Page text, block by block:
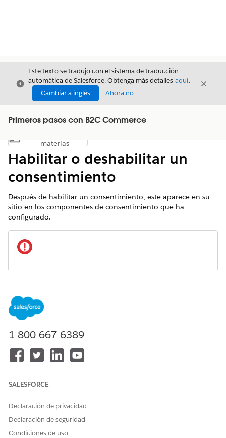
Cerrar
Este texto se tradujo con el sistema de traducción
automática de Salesforce. Obtenga más detalles aquí.
Cambiar a inglés
Ahora no
Cerrar
Primeros pasos con B2C Commerce
Mostrar índice de materias
materias
Habilitar o deshabilitar un
consentimiento
Después de habilitar un consentimiento, este aparece en su
sitio en los componentes de consentimiento que ha
configurado.
Agentforce Marketing también se elimina, por lo que no
puede notificar a los compradores que se han suscrito a
través del consentimiento. Para seguir publicando
deshabilite el consentimiento en su lugar.
En la barra lateral de navegación de B2C Commerce,
Marketing en línea
Seleccione o anule la selección de la opción Habilitado.
Haga clic enGuardar
1-800-667-6389
SALESFORCE
Declaración de privacidad
Declaración de seguridad
Condiciones de uso